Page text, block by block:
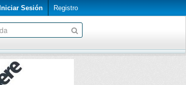
Iniciar Sesión Registro